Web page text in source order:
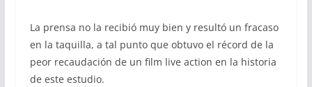
La prensa no la recibió muy bien y resultó un fracaso
en la taquilla, a tal punto que obtuvo el récord de la
peor recaudación de un film live action en la historia
de este estudio.